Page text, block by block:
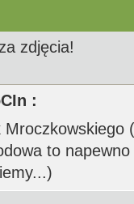
zdjęcia!
:
Mroczkowskiego
to